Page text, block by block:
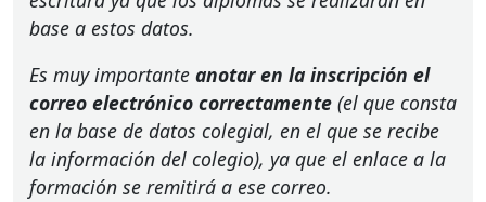
base a estos datos.
Es muy importante anotar en la inscripción el
correo electrónico correctamente (el que consta
en la base de datos colegial, en el que se recibe
la información del colegio), ya que el enlace a la
formación se remitirá a ese correo.